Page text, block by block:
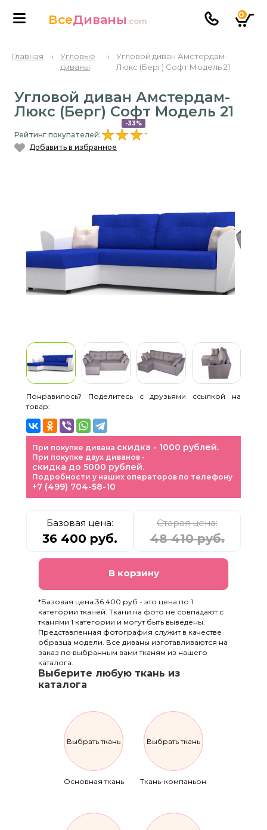
ВсеДиваны.com
0
Главная →
Угловые
диваны
→
Угловой диван Амстердам-
Люкс (Берг) Софт Модель 21
Угловой диван Амстердам-
Люкс (Берг) Софт Модель 21
-33%
Рейтинг покупателей:
Добавить в избранное
Понравилось? Поделитесь с друзьями ссылкой на
товар:
При покупке дивана скидка - 1000 рублей.
При покупке двух диванов -
скидка до 5000 рублей.
Подробности у наших операторов по телефону
+7 (499) 704-58-10
Базовая цена:
36 400 руб.
Старая цена:
48 410 руб.
В корзину
*Базовая цена 36 400 руб - это цена по 1
категории тканей. Ткани на фото не совпадают с
тканями 1 категории и могут быть выведены.
Представленная фотография служит в качестве
образца модели. Все диваны изготавливаются на
заказ по выбранным вами тканям из нашего
каталога.
Выберите любую ткань из
каталога
Выбрать ткань
Основная ткань
Выбрать ткань
Ткань-компаньон